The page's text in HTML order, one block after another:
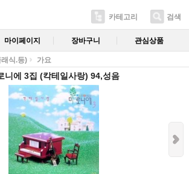
카테고리 검색
마이페이지 장바구니 관심상품
식.등) 가요
니에 3집 (칵테일사랑) 94,성음